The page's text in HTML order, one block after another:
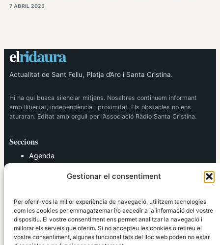
Gestionar el consentiment
Per oferir-vos la millor experiència de navegació, utilitzem tecnologies
com les cookies per emmagatzemar i/o accedir a la informació del vostre
dispositiu. El vostre consentiment ens permet analitzar la navegació i
millorar els serveis que oferim. Si no accepteu les cookies o retireu el
vostre consentiment, algunes funcionalitats del lloc web poden no estar
7 ABRIL 2025
elridaura
Actualitat de Sant Feliu, Platja d’Aro i Santa Cristina.
Hi ha qui busca silenciar mitjans. Nosaltres continuem informant
amb llibertat, independència i proximitat. Els obstacles no ens
aturaran. Editat amb orgull per l’Associació Ràdio Santa Cristina.
Seccions
Agenda
Política
Societat
Tendències